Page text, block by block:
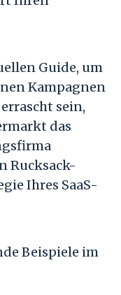
Guide, um
Kampagnen
sein,
das
Rucksack-
Ihres SaaS-
Beispiele im